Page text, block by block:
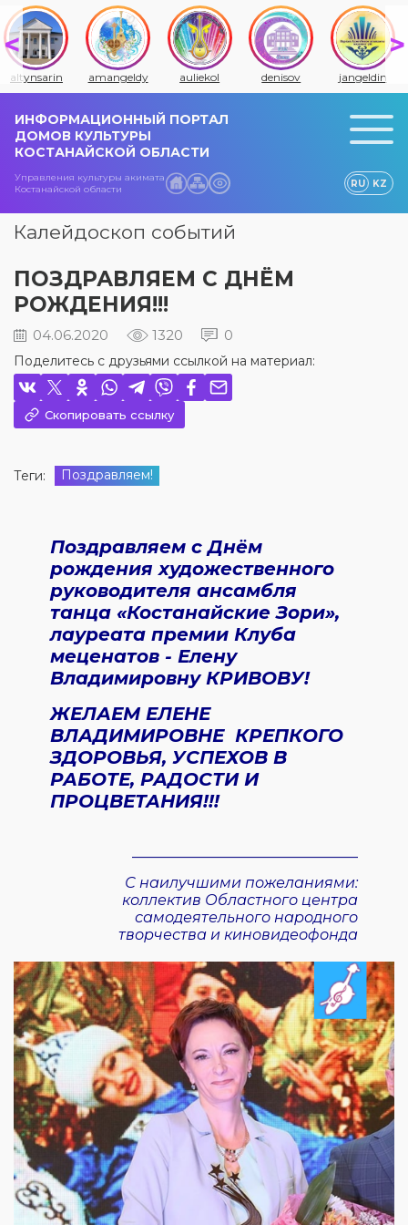
altynsarin amangeldy auliekol denisov jangeldin
ИНФОРМАЦИОННЫЙ ПОРТАЛ
ДОМОВ КУЛЬТУРЫ
КОСТАНАЙСКОЙ ОБЛАСТИ
Управления культуры акимата
Костанайской области
RU KZ
Калейдоскоп событий
ПОЗДРАВЛЯЕМ С ДНЁМ
РОЖДЕНИЯ!!!
04.06.2020 1320 0
Поделитесь с друзьями ссылкой на материал:
Скопировать ссылку
Теги: Поздравляем!
Поздравляем с Днём
рождения художественного
руководителя ансамбля
танца «Костанайские Зори»,
лауреата премии Клуба
меценатов - Елену
Владимировну КРИВОВУ!
ЖЕЛАЕМ ЕЛЕНЕ
ВЛАДИМИРОВНЕ КРЕПКОГО
ЗДОРОВЬЯ, УСПЕХОВ В
РАБОТЕ, РАДОСТИ И
ПРОЦВЕТАНИЯ!!!
С наилучшими пожеланиями:
коллектив Областного центра
самодеятельного народного
творчества и киновидеофонда